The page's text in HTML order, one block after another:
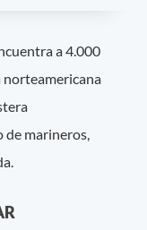
a 4.000
norteamericana
de marineros,